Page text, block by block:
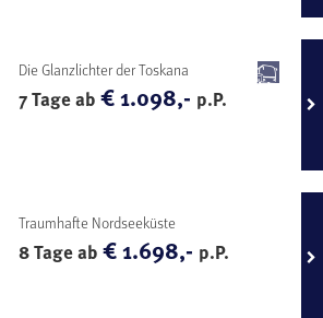
Die Glanzlichter der Toskana
7 Tage ab€ 1.098,- p.P.
Traumhafte Nordseeküste
8 Tage ab€ 1.698,- p.P.